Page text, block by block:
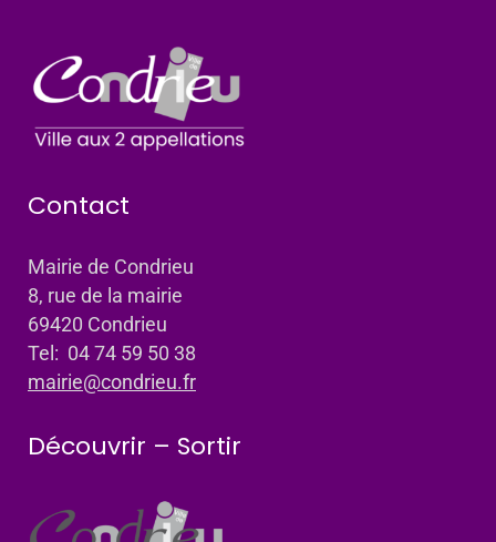
Contact
Mairie de Condrieu
8, rue de la mairie
69420 Condrieu
Tel: 04 74 59 50 38
mairie@condrieu.fr
Découvrir – Sortir